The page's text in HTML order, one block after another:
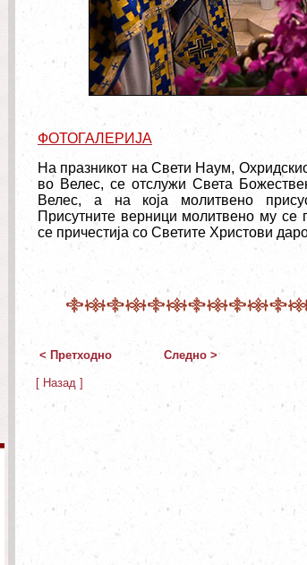
ФОТОГАЛЕРИЈА
На празникот на Свети Наум,
во Велес, се отслужи Света
Велес, а на која молитвено
Присутните верници молитвено му се
се причестија со Светите Христови
< Претходно Следно >
[ Назад ]